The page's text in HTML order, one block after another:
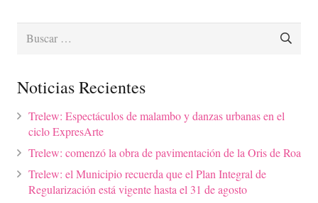
Buscar:
Noticias Recientes
Trelew: Espectáculos de malambo y danzas urbanas en el
ciclo ExpresArte
Trelew: comenzó la obra de pavimentación de la Oris de Roa
Trelew: el Municipio recuerda que el Plan Integral de
Regularización está vigente hasta el 31 de agosto